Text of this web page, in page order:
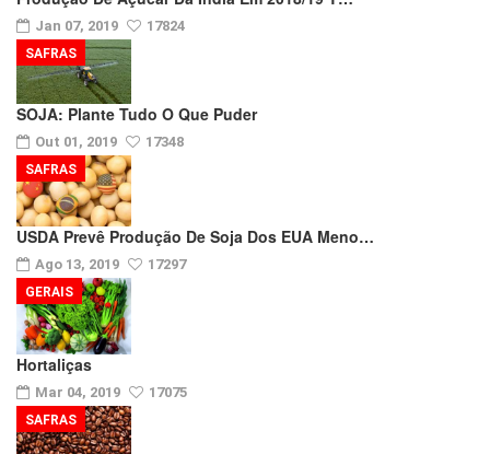
Jan 07, 2019 17824
SOJA: Plante Tudo O Que Puder
Out 01, 2019 17348
SAFRAS
USDA Prevê Produção De Soja Dos EUA Meno…
Ago 13, 2019 17297
SAFRAS
Hortaliças
Mar 04, 2019 17075
GERAIS
SAFRAS